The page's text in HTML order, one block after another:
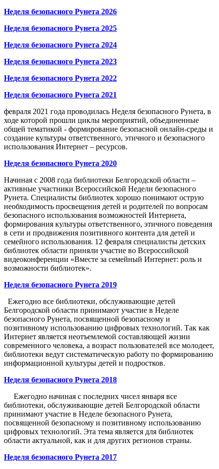
Неделя безопасного Рунета 2026
Неделя безопасного Рунета 2025
Неделя безопасного Рунета 2024
Неделя безопасного Рунета 2023
Неделя безопасного Рунета 2022
Неделя безопасного Рунета 2021
февраля 2021 года проводилась Неделя безопасного Рунета, в
ходе которой прошли циклы мероприятий, объединенные
общей тематикой - формирование безопасной онлайн-среды и
создание культуры ответственного, этичного и безопасного
использования Интернет – ресурсов.
Неделя безопасного Рунета 2020
Начиная с 2008 года библиотеки Белгородской области –
активные участники Всероссийской Недели безопасного
Рунета. Специалисты библиотек хорошо понимают острую
необходимость просвещения детей и родителей по вопросам
безопасного использования возможностей Интернета,
формирования культуры ответственного, этичного поведения
в сети и продвижения позитивного контента для детей и
семейного использования. 12 февраля специалисты детских
библиотек области приняли участие во Всероссийской
видеоконференции «Вместе за семейный Интернет: роль и
возможности библиотек».
Неделя безопасного Рунета 2019
Ежегодно все библиотеки, обслуживающие детей
Белгородской области принимают участие в Неделе
безопасного Рунета, посвященной безопасному и
позитивному использованию цифровых технологий. Так как
Интернет является неотъемлемой составляющей жизни
современного человека, а возраст пользователей все молодеет,
библиотеки ведут систематическую работу по формированию
информационной культуры детей и подростков.
Неделя безопасного Рунета 2018
Ежегодно начиная с последних чисел января все
библиотеки, обслуживающие детей Белгородской области
принимают участие в Неделе безопасного Рунета,
посвященной безопасному и позитивному использованию
цифровых технологий. Эта тема является для библиотек
области актуальной, как и для других регионов страны.
Неделя безопасного Рунета 2017